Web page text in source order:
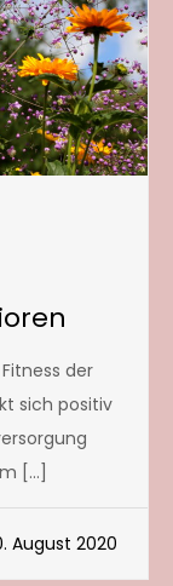
der
sich positiv
[…]
August 2020